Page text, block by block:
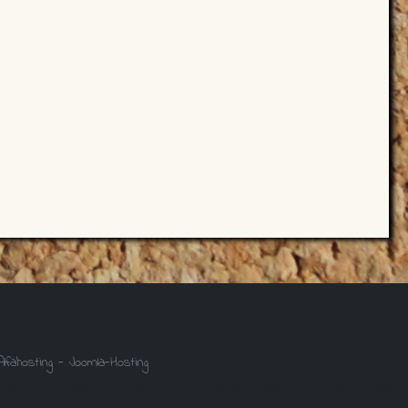
Nutzererfahrung zu verbessern (Tracking Cookies). Sie können selbst